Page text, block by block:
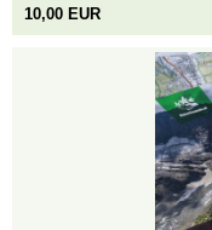
10,00 EUR